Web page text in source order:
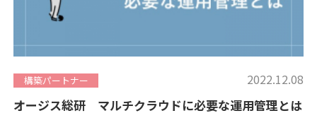
構築パートナー 2022.12.08
オージス総研 マルチクラウドに必要な運用管理とは